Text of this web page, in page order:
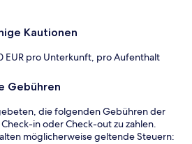
Kautionen
EUR pro Unterkunft, pro Aufenthalt
Gebühren
die folgenden Gebühren der
in oder Check-out zu zahlen.
möglicherweise geltende Steuern: